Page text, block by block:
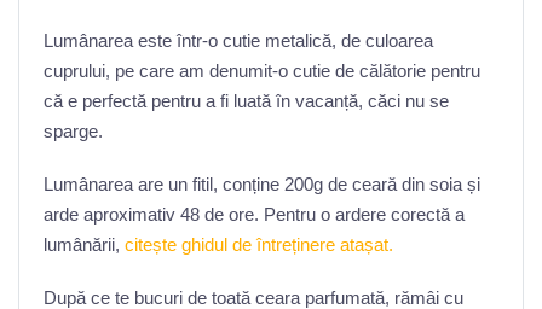
Lumânarea este într-o cutie metalică, de culoarea
cuprului, pe care am denumit-o cutie de călătorie pentru
că e perfectă pentru a fi luată în vacanță, căci nu se
sparge.
Lumânarea are un fitil, conține 200g de ceară din soia și
arde aproximativ 48 de ore. Pentru o ardere corectă a
lumânării, citește ghidul de întreținere atașat.
După ce te bucuri de toată ceara parfumată, rămâi cu